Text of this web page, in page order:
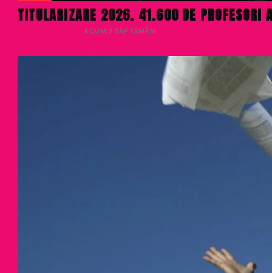
TITULARIZARE 2026. 41.600 DE PROFESORI
· ACUM 2 SĂPTĂMÂNI